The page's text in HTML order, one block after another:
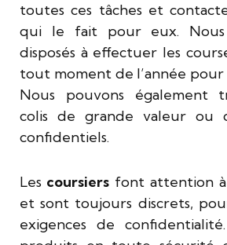
toutes ces tâches et
qui le fait pour eux. Nous
disposés à effectuer les
tout moment de l’année pour
Nous pouvons également
colis de grande valeur ou
confidentiels.
Les coursiers font attention à
et sont toujours discrets,
exigences de